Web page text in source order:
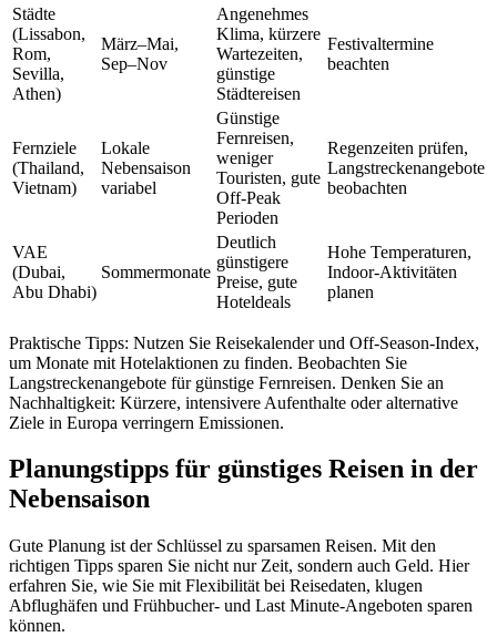
Städte
(Lissabon,
Rom,
Sevilla,
Athen)
März–Mai,
Sep–Nov
Angenehmes
Klima, kürzere
Wartezeiten,
günstige
Städtereisen
Festivaltermine
beachten
Fernziele
(Thailand,
Vietnam)
Lokale
Nebensaison
variabel
Günstige
Fernreisen,
weniger
Touristen, gute
Off-Peak
Perioden
Regenzeiten prüfen,
Langstreckenangebote
beobachten
VAE
(Dubai,
Abu Dhabi)
Sommermonate
Deutlich
günstigere
Preise, gute
Hoteldeals
Hohe Temperaturen,
Indoor-Aktivitäten
planen
Praktische Tipps: Nutzen Sie Reisekalender und Off-Season-Index,
um Monate mit Hotelaktionen zu finden. Beobachten Sie
Langstreckenangebote für günstige Fernreisen. Denken Sie an
Nachhaltigkeit: Kürzere, intensivere Aufenthalte oder alternative
Ziele in Europa verringern Emissionen.
Planungstipps für günstiges Reisen in der
Nebensaison
Gute Planung ist der Schlüssel zu sparsamen Reisen. Mit den
richtigen Tipps sparen Sie nicht nur Zeit, sondern auch Geld. Hier
erfahren Sie, wie Sie mit Flexibilität bei Reisedaten, klugen
Abflughäfen und Frühbucher- und Last Minute-Angeboten sparen
können.